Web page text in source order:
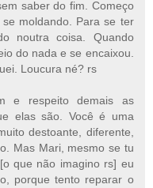
saber do fim. Começo
moldando. Para se ter
noutra coisa. Quando
do nada e se encaixou.
Loucura né? rs
e respeito demais as
elas são. Você é uma
destoante, diferente,
Mas Mari, mesmo se tu
que não imagino rs] eu
porque tento reparar o